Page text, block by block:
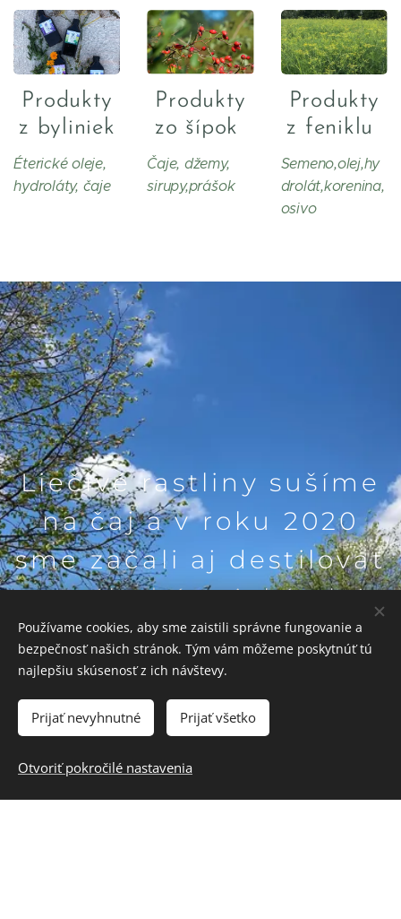
Produkty
z byliniek
Éterické oleje,
hydroláty, čaje
Produkty
zo šípok
Čaje, džemy,
sirupy,prášok
Produkty
z feniklu
Semeno,olej,hy
drolát,korenina,
osivo
Liečivé rastliny sušíme
na čaj a v roku 2020
sme začali aj destilovať
a vyrábať éterické oleje
a kvetové vody.
Používame cookies, aby sme zaistili správne fungovanie a
bezpečnosť našich stránok. Tým vám môžeme poskytnúť tú
najlepšiu skúsenosť z ich návštevy.
Prijať nevyhnutné Prijať všetko
Otvoriť pokročilé nastavenia